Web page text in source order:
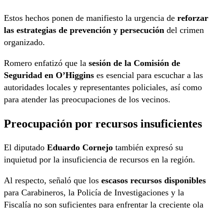
Estos hechos ponen de manifiesto la urgencia de reforzar
las estrategias de prevención y persecución del crimen
organizado.
Romero enfatizó que la sesión de la Comisión de
Seguridad en O’Higgins es esencial para escuchar a las
autoridades locales y representantes policiales, así como
para atender las preocupaciones de los vecinos.
Preocupación por recursos insuficientes
El diputado Eduardo Cornejo también expresó su
inquietud por la insuficiencia de recursos en la región.
Al respecto, señaló que los escasos recursos disponibles
para Carabineros, la Policía de Investigaciones y la
Fiscalía no son suficientes para enfrentar la creciente ola